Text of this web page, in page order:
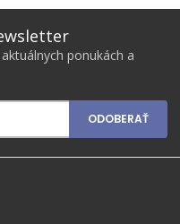
ponukách a
ODOBERAŤ